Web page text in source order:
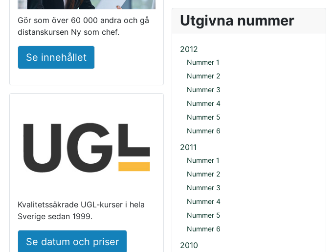
Gör som över 60 000 andra och gå
distanskursen Ny som chef.
Se innehållet
Kvalitetssäkrade UGL-kurser i hela
Sverige sedan 1999.
Se datum och priser
Utgivna nummer
2012
Nummer 1
Nummer 2
Nummer 3
Nummer 4
Nummer 5
Nummer 6
2011
Nummer 1
Nummer 2
Nummer 3
Nummer 4
Nummer 5
Nummer 6
2010